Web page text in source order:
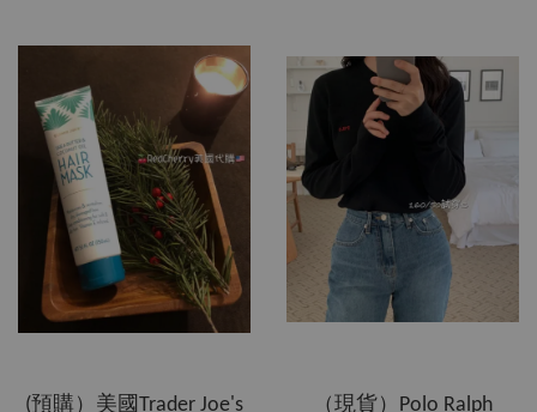
(預購）美國Trader Joe's ​（現貨）Polo Ralph